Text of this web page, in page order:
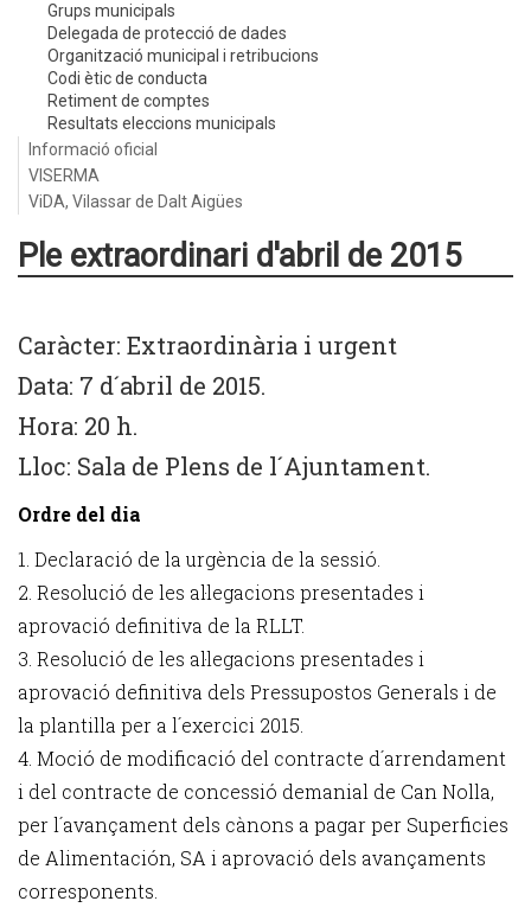
Grups municipals
Delegada de protecció de dades
Organització municipal i retribucions
Codi ètic de conducta
Retiment de comptes
Resultats eleccions municipals
Informació oficial
VISERMA
ViDA, Vilassar de Dalt Aigües
Ple extraordinari d'abril de 2015
Caràcter: Extraordinària i urgent
Data: 7 d´abril de 2015.
Hora: 20 h.
Lloc: Sala de Plens de l´Ajuntament.
Ordre del dia
1. Declaració de la urgència de la sessió.
2. Resolució de les al·legacions presentades i
aprovació definitiva de la RLLT.
3. Resolució de les al·legacions presentades i
aprovació definitiva dels Pressupostos Generals i de
la plantilla per a l´exercici 2015.
4. Moció de modificació del contracte d´arrendament
i del contracte de concessió demanial de Can Nolla,
per l´avançament dels cànons a pagar per Superficies
de Alimentación, SA i aprovació dels avançaments
corresponents.